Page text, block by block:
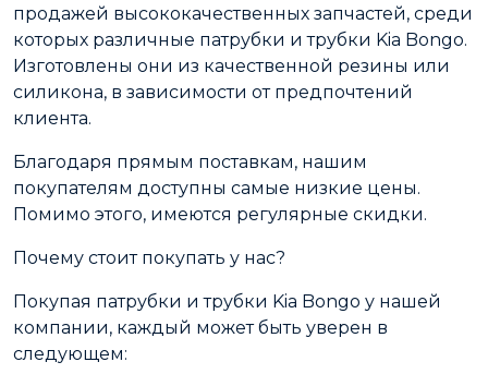
продажей высококачественных запчастей, среди
которых различные патрубки и трубки Kia Bongo.
Изготовлены они из качественной резины или
силикона, в зависимости от предпочтений
клиента.
Благодаря прямым поставкам, нашим
покупателям доступны самые низкие цены.
Помимо этого, имеются регулярные скидки.
Почему стоит покупать у нас?
Покупая патрубки и трубки Kia Bongo у нашей
компании, каждый может быть уверен в
следующем: